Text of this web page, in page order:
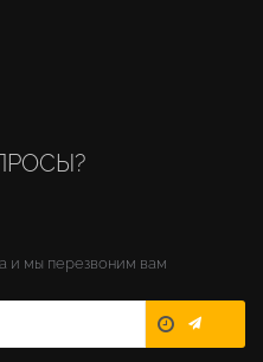
и мы перезвоним вам